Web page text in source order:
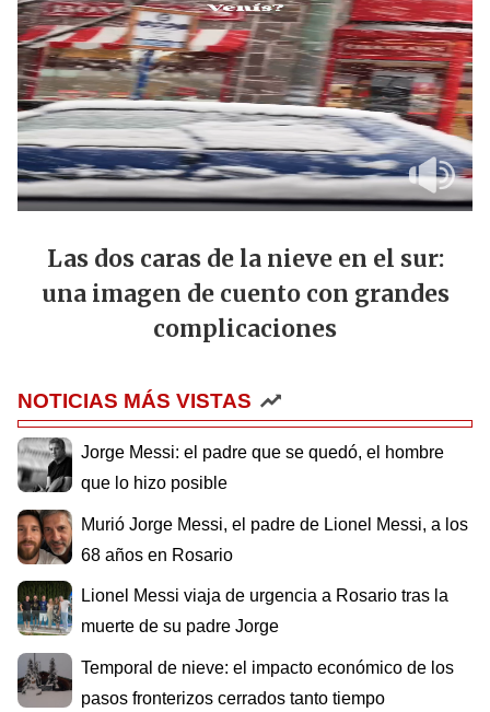
Las dos caras de la nieve en el sur:
una imagen de cuento con grandes
complicaciones
NOTICIAS MÁS VISTAS
Jorge Messi: el padre que se quedó, el hombre
que lo hizo posible
Murió Jorge Messi, el padre de Lionel Messi, a los
68 años en Rosario
Lionel Messi viaja de urgencia a Rosario tras la
muerte de su padre Jorge
Temporal de nieve: el impacto económico de los
pasos fronterizos cerrados tanto tiempo